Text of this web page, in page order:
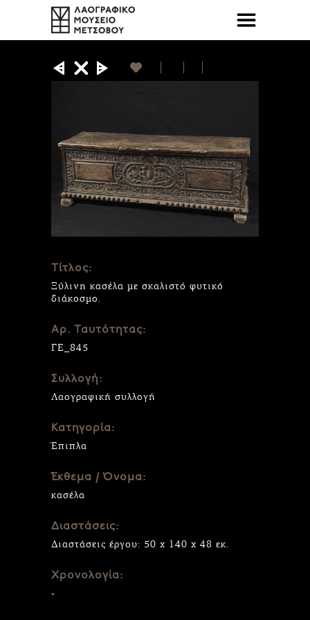
Τίτλος:
Ξύλινη κασέλα με σκαλιστό φυτικό
διάκοσμο.
Αρ. Ταυτότητας:
ΓΕ_845
Συλλογή:
Λαογραφική συλλογή
Κατηγορία:
Έπιπλα
Έκθεμα / Όνομα:
κασέλα
Διαστάσεις:
Διαστάσεις έργου: 50 x 140 x 48 εκ.
Χρονολογία:
-